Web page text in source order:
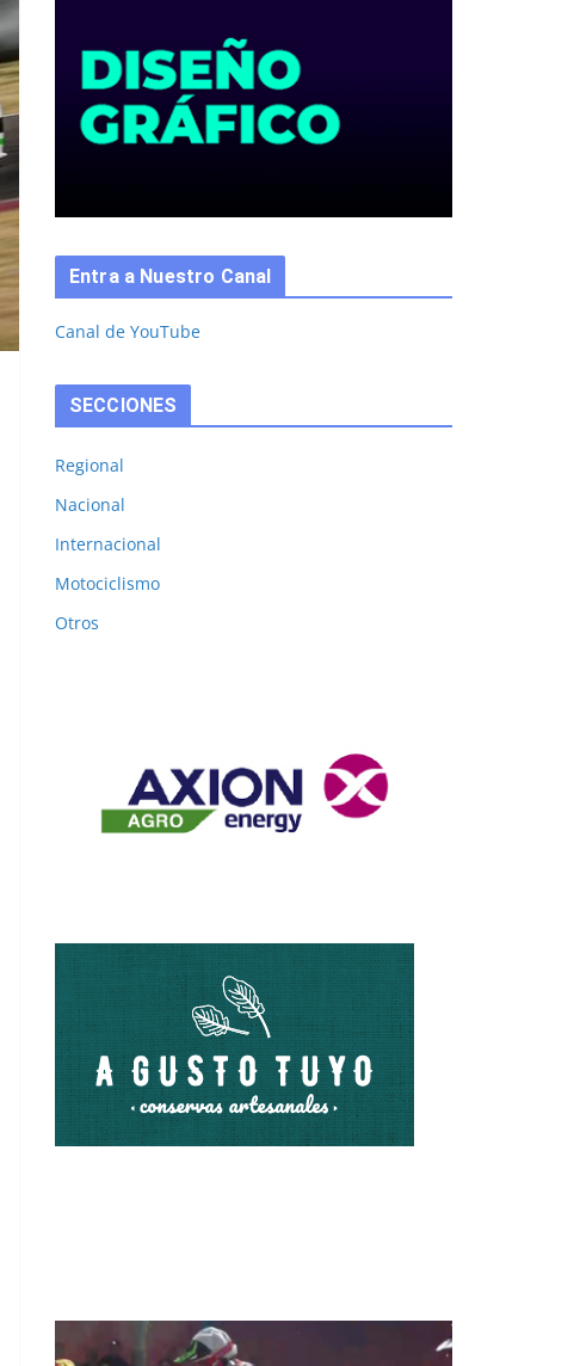
Entra a Nuestro Canal
Canal de YouTube
SECCIONES
Regional
Nacional
Internacional
Motociclismo
Otros